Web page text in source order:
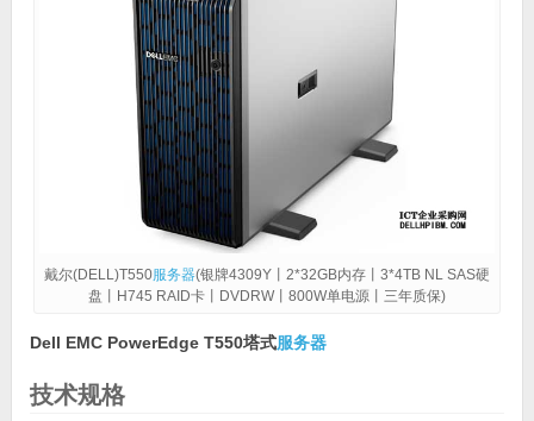
戴尔(DELL)T550服务器(银牌4309Y丨2*32GB内存丨3*4TB NL SAS硬
盘丨H745 RAID卡丨DVDRW丨800W单电源丨三年质保)
Dell EMC PowerEdge T550塔式服务器
技术规格